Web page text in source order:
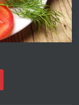
преди 11 месеца